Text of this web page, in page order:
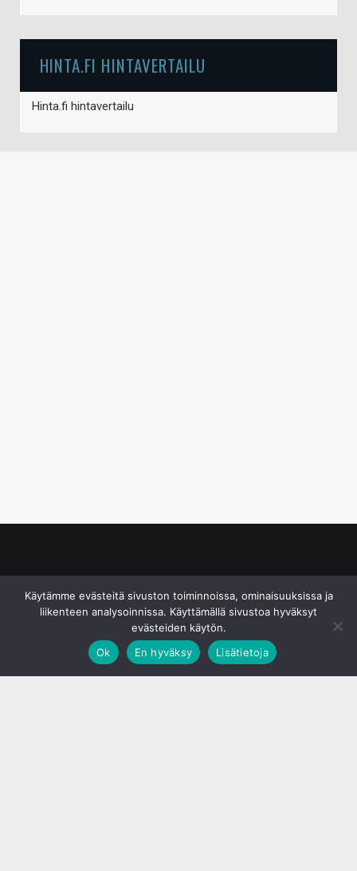
HINTA.FI HINTAVERTAILU
Hinta.fi hintavertailu
Käytämme evästeitä sivuston toiminnoissa, ominaisuuksissa ja
liikenteen analysoinnissa. Käyttämällä sivustoa hyväksyt
evästeiden käytön.
Ok
En hyväksy Lisätietoja